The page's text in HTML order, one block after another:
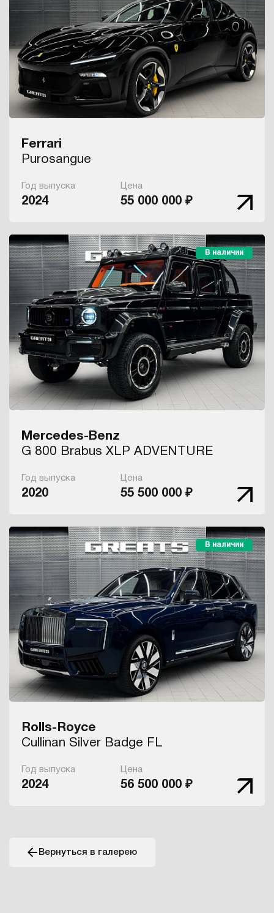
Ferrari
Purosangue
Год выпуска
2024
Цена
55 000 000 ₽
В наличии
Mercedes-Benz
G 800 Brabus XLP ADVENTURE
Год выпуска
2020
Цена
55 500 000 ₽
В наличии
Rolls-Royce
Cullinan Silver Badge FL
Год выпуска
2024
Цена
56 500 000 ₽
Вернуться в галерею